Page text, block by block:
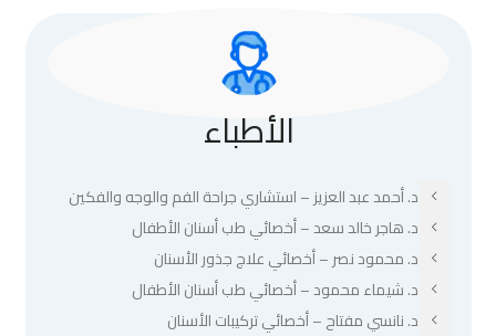
الأطباء
د. أحمد عبد العزيز – استشاري جراحة الفم والوجه والفكين
د. هاجر خالد سعد – أخصائي طب أسنان الأطفال
د. محمود نصر – أخصائي علاج جذور الأسنان
د. شيماء محمود – أخصائي طب أسنان الأطفال
د. نانسي مفتاح – أخصائي تركيبات الأسنان